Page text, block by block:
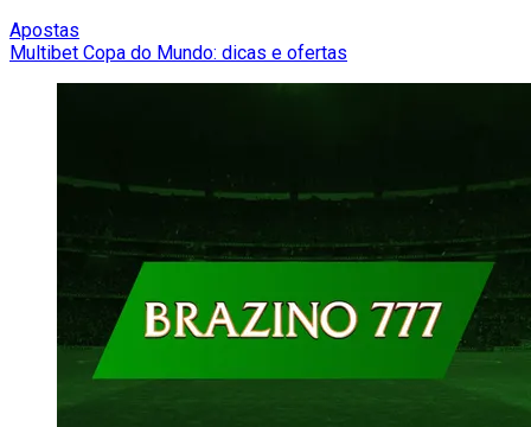
Apostas
Multibet Copa do Mundo: dicas e ofertas